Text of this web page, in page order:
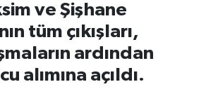
ve Şişhane
tüm çıkışları,
ardından
alımına açıldı.